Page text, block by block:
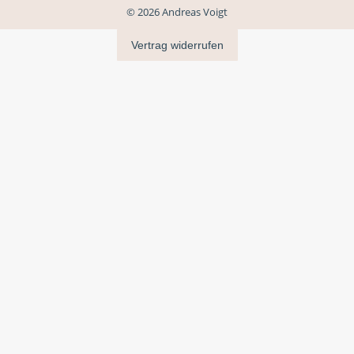
© 2026 Andreas Voigt
Vertrag widerrufen